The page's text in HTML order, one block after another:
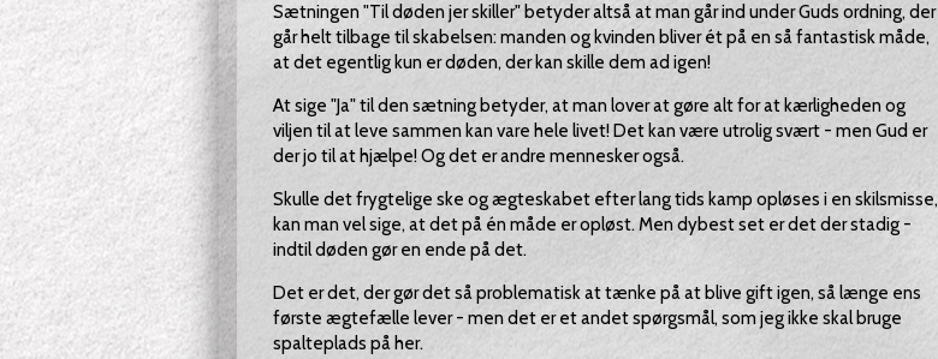
Sætningen "Til døden jer skiller" betyder altså at man går ind under Guds ordning, der
går helt tilbage til skabelsen: manden og kvinden bliver ét på en så fantastisk måde,
at det egentlig kun er døden, der kan skille dem ad igen!
At sige "Ja" til den sætning betyder, at man lover at gøre alt for at kærligheden og
viljen til at leve sammen kan vare hele livet! Det kan være utrolig svært - men Gud er
der jo til at hjælpe! Og det er andre mennesker også.
Skulle det frygtelige ske og ægteskabet efter lang tids kamp opløses i en skilsmisse,
kan man vel sige, at det på én måde er opløst. Men dybest set er det der stadig -
indtil døden gør en ende på det.
Det er det, der gør det så problematisk at tænke på at blive gift igen, så længe ens
første ægtefælle lever - men det er et andet spørgsmål, som jeg ikke skal bruge
spalteplads på her.